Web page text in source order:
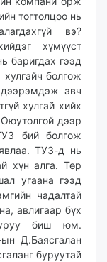
тогтолцоо нь
вэ?
хүмүүст
баригдах гээд
хулгайч болгож
авч
хулгай хийх
дээр
бий болгож
ТУЗ-д нь
хүн алга. Төр
угаана гээд
чадалтай
авлигаар бүх
биш юм.
Д.Баясгалан
буруутай